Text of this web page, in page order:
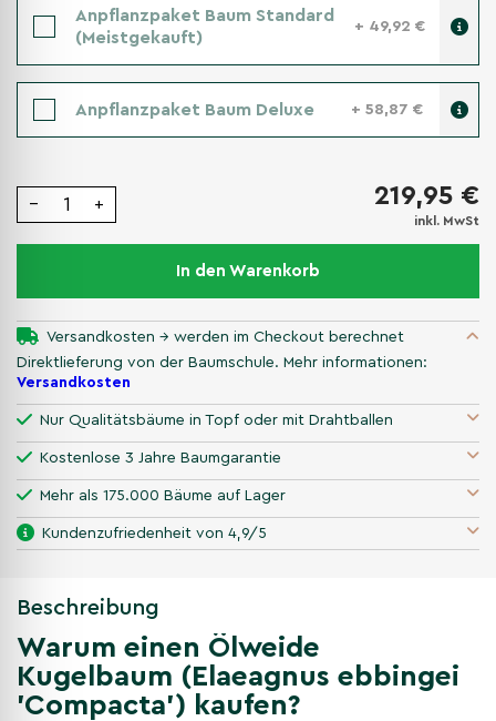
Anpflanzpaket Baum Standard
(Meistgekauft)
+ 49,92 €
Anpflanzpaket Baum Deluxe + 58,87 €
− + 219,95 €
inkl. MwSt
In den Warenkorb
Versandkosten → werden im Checkout berechnet
Direktlieferung von der Baumschule. Mehr informationen:
Versandkosten
Nur Qualitätsbäume in Topf oder mit Drahtballen
Kostenlose 3 Jahre Baumgarantie
Mehr als 175.000 Bäume auf Lager
Kundenzufriedenheit von 4,9/5
Beschreibung
Warum einen Ölweide
Kugelbaum (Elaeagnus ebbingei
'Compacta') kaufen?